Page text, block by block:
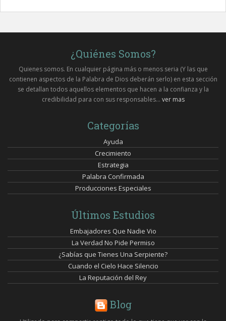
¿Quiénes Somos?
Quienes somos. En cualquier página más o menos seria (Y las que
contienen aspectos de la Palabra de Dios deberán serlo) en esta sección
se detallan todos aquellos elementos que hacen a la confianza y la
credibilidad para con sus responsables... ver mas
Categorías
Ayuda
Crecimiento
Estrategia
Palabra Confirmada
Producciones Especiales
Últimos Estudios
Embajadores Que Nadie Vio
La Verdad No Pide Permiso
¿Sabías que Tienes Una Serpiente?
Cuando el Cielo Hace Silencio
La Reputación del Rey
Blog